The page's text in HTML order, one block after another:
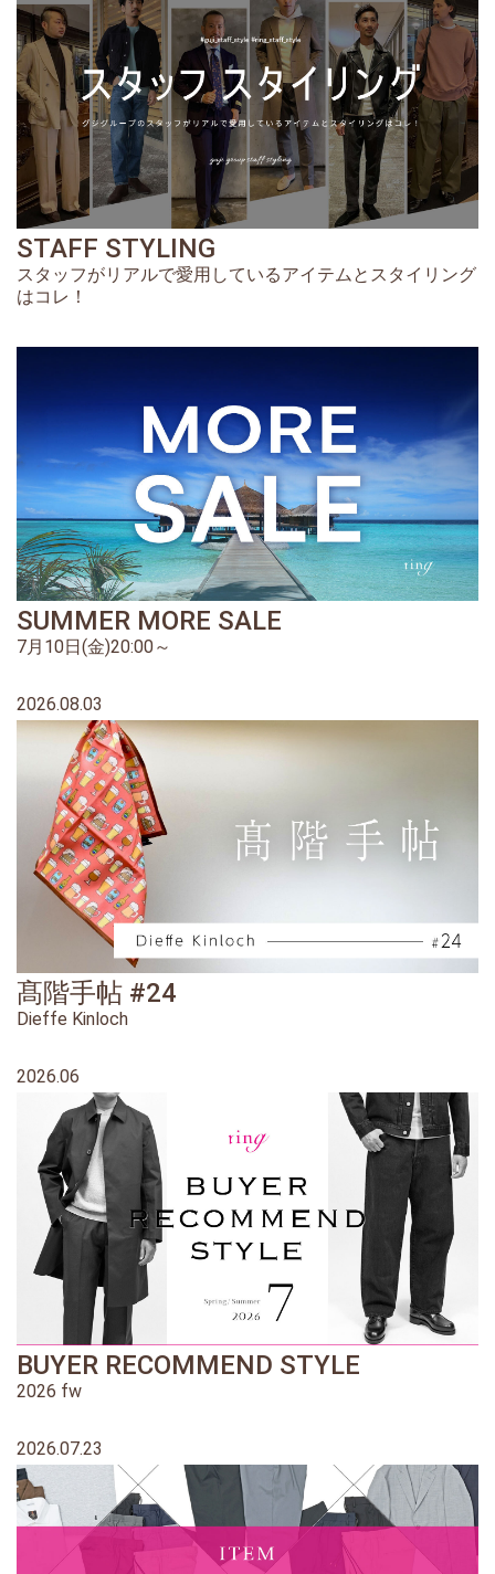
STAFF STYLING
スタッフがリアルで愛用しているアイテムとスタイリング
はコレ！
SUMMER MORE SALE
7月10日(金)20:00～
2026.08.03
髙階手帖 #24
Dieffe Kinloch
2026.06
BUYER RECOMMEND STYLE
2026 fw
2026.07.23